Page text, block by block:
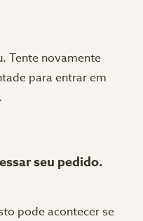
Tente novamente
para entrar em
seu pedido.
pode acontecer se